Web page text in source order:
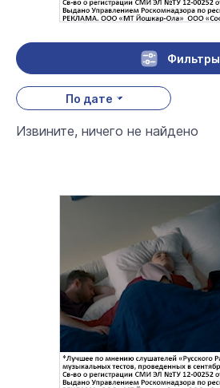
Фильтры
По дате
Извините, ничего не найдено